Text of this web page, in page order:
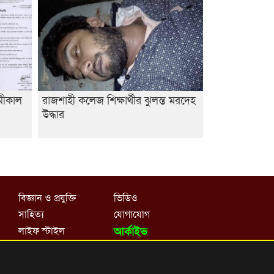
রাজশাহী কলেজ শিক্ষার্থীর ঝুলন্ত মরদেহ
উদ্ধার
বিজ্ঞান ও প্রযুক্তি
সাহিত্য
লাইফ স্টাইল
ভিডিও
যোগাযোগ
আর্কাইভ